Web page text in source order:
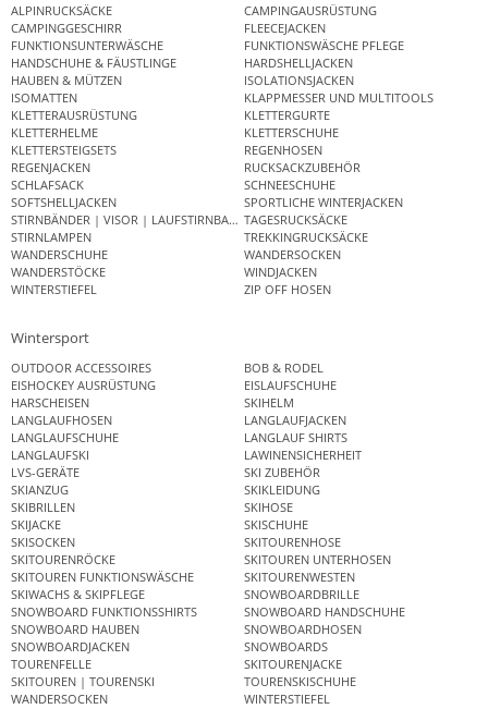
ALPINRUCKSÄCKE
CAMPINGAUSRÜSTUNG
CAMPINGGESCHIRR
FLEECEJACKEN
FUNKTIONSUNTERWÄSCHE
FUNKTIONSWÄSCHE PFLEGE
HANDSCHUHE & FÄUSTLINGE
HARDSHELLJACKEN
HAUBEN & MÜTZEN
ISOLATIONSJACKEN
ISOMATTEN
KLAPPMESSER UND MULTITOOLS
KLETTERAUSRÜSTUNG
KLETTERGURTE
KLETTERHELME
KLETTERSCHUHE
KLETTERSTEIGSETS
REGENHOSEN
REGENJACKEN
RUCKSACKZUBEHÖR
SCHLAFSACK
SCHNEESCHUHE
SOFTSHELLJACKEN
SPORTLICHE WINTERJACKEN
STIRNBÄNDER | VISOR | LAUFSTIRNBANDTAGESRUCKSÄCKE
STIRNLAMPEN
TREKKINGRUCKSÄCKE
WANDERSCHUHE
WANDERSOCKEN
WANDERSTÖCKE
WINDJACKEN
WINTERSTIEFEL
ZIP OFF HOSEN
Wintersport
OUTDOOR ACCESSOIRES
BOB & RODEL
EISHOCKEY AUSRÜSTUNG
EISLAUFSCHUHE
HARSCHEISEN
SKIHELM
LANGLAUFHOSEN
LANGLAUFJACKEN
LANGLAUFSCHUHE
LANGLAUF SHIRTS
LANGLAUFSKI
LAWINENSICHERHEIT
LVS-GERÄTE
SKI ZUBEHÖR
SKIANZUG
SKIKLEIDUNG
SKIBRILLEN
SKIHOSE
SKIJACKE
SKISCHUHE
SKISOCKEN
SKITOURENHOSE
SKITOURENRÖCKE
SKITOUREN UNTERHOSEN
SKITOUREN FUNKTIONSWÄSCHE
SKITOURENWESTEN
SKIWACHS & SKIPFLEGE
SNOWBOARDBRILLE
SNOWBOARD FUNKTIONSSHIRTS
SNOWBOARD HANDSCHUHE
SNOWBOARD HAUBEN
SNOWBOARDHOSEN
SNOWBOARDJACKEN
SNOWBOARDS
TOURENFELLE
SKITOURENJACKE
SKITOUREN | TOURENSKI
TOURENSKISCHUHE
WANDERSOCKEN
WINTERSTIEFEL